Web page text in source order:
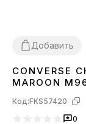
Добавить
383941 4243 44
CONVERSE
MAROON
Код:FKS57420
0